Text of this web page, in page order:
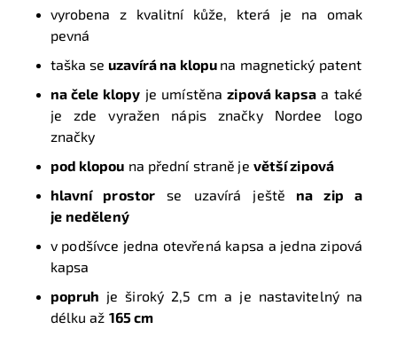
vyrobena z kvalitní kůže, která je na omak
pevná
taška se uzavírá na klopu na magnetický patent
na čele klopy je umístěnazipová kapsaa také
je zde vyražen nápis značky Nordee logo
značky
pod klopou na přední straně je větší zipová
hlavní prostor se uzavírá ještě na zip a
je nedělený
v podšívce jedna otevřená kapsa a jedna zipová
kapsa
popruh je široký 2,5 cm a je nastavitelný na
délku až 165 cm